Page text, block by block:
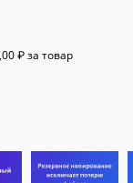
₽ за товар